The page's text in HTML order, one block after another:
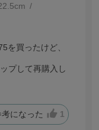
を買ったけど、
プして再購入し
考になった 1